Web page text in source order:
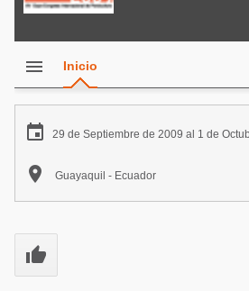
Lechería
Micotoxinas
Mascotas
Acuacultura
Comunidades en portugués
menu Inicio
 29 de Septiembre de 2009 al 1 de
 Guayaquil - Ecuador
thumb_up